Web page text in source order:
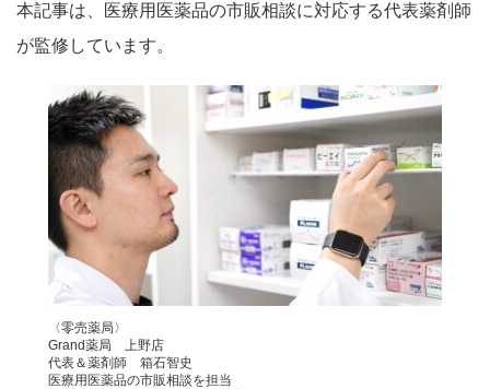
本記事は、医療用医薬品の市販相談に対応する代表薬剤師
が監修しています。
〈零売薬局〉
Grand薬局 上野店
代表＆薬剤師 箱石智史
医療用医薬品の市販相談を担当